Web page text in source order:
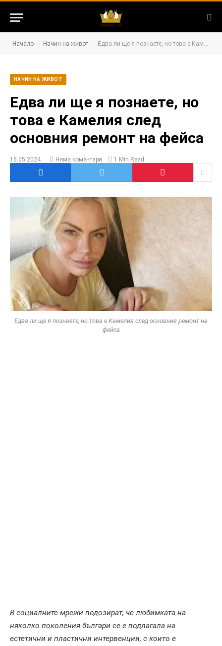
Начало - Начин на живот - Едва ли ще я познаете, но това е Камелия след основния ремонт на фейса
НАЧИН НА ЖИВОТ
Едва ли ще я познаете, но
това е Камелия след
основния ремонт на фейса
15.05.2024 Няма коментари 1 Min Read
Едва ли ще я познаете, но това е Камелия след основния ремонт на
фейса
В социалните мрежи подозират, че любимката на
няколко поколения българи се е подлагала на
естетични и пластични интервенции, с които е